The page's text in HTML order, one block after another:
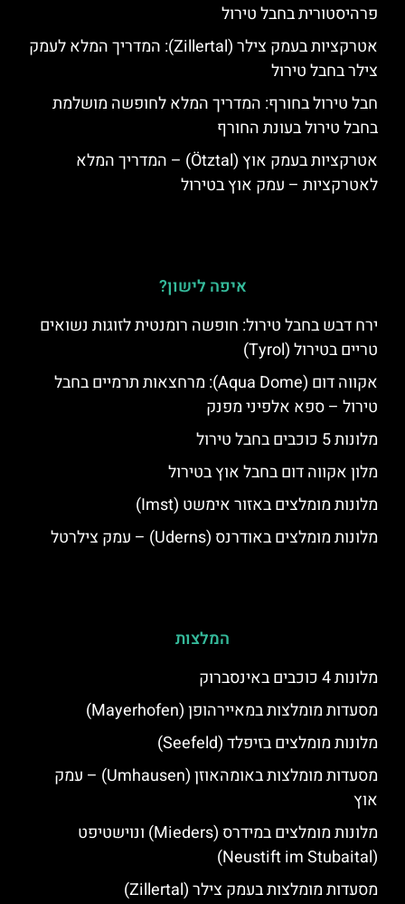
פרהיסטורית בחבל טירול
אטרקציות בעמק צילר (Zillertal): המדריך המלא לעמק
צילר בחבל טירול
חבל טירול בחורף: המדריך המלא לחופשה מושלמת
בחבל טירול בעונת החורף
אטרקציות בעמק אוץ (Ötztal) – המדריך המלא
לאטרקציות – עמק אוץ בטירול
איפה לישון?
ירח דבש בחבל טירול: חופשה רומנטית לזוגות נשואים
טריים בטירול (Tyrol)
אקווה דום (Aqua Dome): מרחצאות תרמיים בחבל
טירול – ספא אלפיני מפנק
מלונות 5 כוכבים בחבל טירול
מלון אקווה דום בחבל אוץ בטירול
מלונות מומלצים באזור אימשט (Imst)
מלונות מומלצים באודרנס (Uderns) – עמק צילרטל
המלצות
מלונות 4 כוכבים באינסברוק
מסעדות מומלצות במאיירהופן (Mayerhofen)
מלונות מומלצים בזיפלד (Seefeld)
מסעדות מומלצות באומהאוזן (Umhausen) – עמק
אוץ
מלונות מומלצים במידרס (Mieders) ונוישטיפט
(Neustift im Stubaital)
מסעדות מומלצות בעמק צילר (Zillertal)